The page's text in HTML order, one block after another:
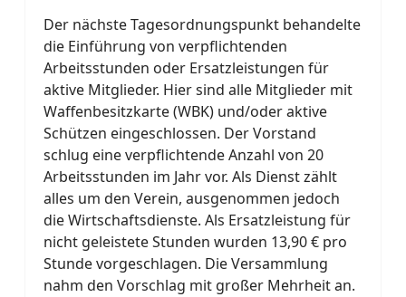
Der nächste Tagesordnungspunkt behandelte
die Einführung von verpflichtenden
Arbeitsstunden oder Ersatzleistungen für
aktive Mitglieder. Hier sind alle Mitglieder mit
Waffenbesitzkarte (WBK) und/oder aktive
Schützen eingeschlossen. Der Vorstand
schlug eine verpflichtende Anzahl von 20
Arbeitsstunden im Jahr vor. Als Dienst zählt
alles um den Verein, ausgenommen jedoch
die Wirtschaftsdienste. Als Ersatzleistung für
nicht geleistete Stunden wurden 13,90 € pro
Stunde vorgeschlagen. Die Versammlung
nahm den Vorschlag mit großer Mehrheit an.